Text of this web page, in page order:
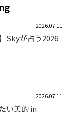
2026.07.11
Skyが占う2026
2026.07.11
い美的 in